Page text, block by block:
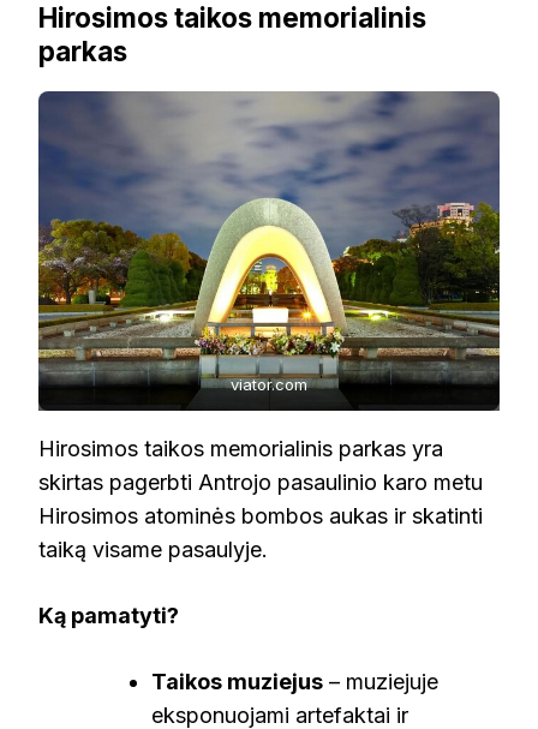
Hirosimos taikos memorialinis
parkas
viator.com
Hirosimos taikos memorialinis parkas yra
skirtas pagerbti Antrojo pasaulinio karo metu
Hirosimos atominės bombos aukas ir skatinti
taiką visame pasaulyje.
Ką pamatyti?
Taikos muziejus – muziejuje
eksponuojami artefaktai ir